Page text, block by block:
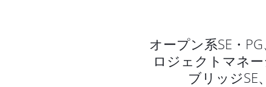
オープン系SE・
ロジェクトマネ
ブリッジSE